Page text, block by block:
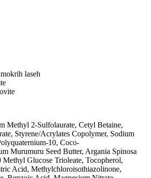
laseh
Methyl 2-Sulfolaurate, Cetyl Betaine,
Styrene/Acrylates Copolymer, Sodium
10, Coco-
Murumuru Seed Butter, Argania Spinosa
Glucose Trioleate, Tocopherol,
Acid, Methylchloroisothiazolinone,